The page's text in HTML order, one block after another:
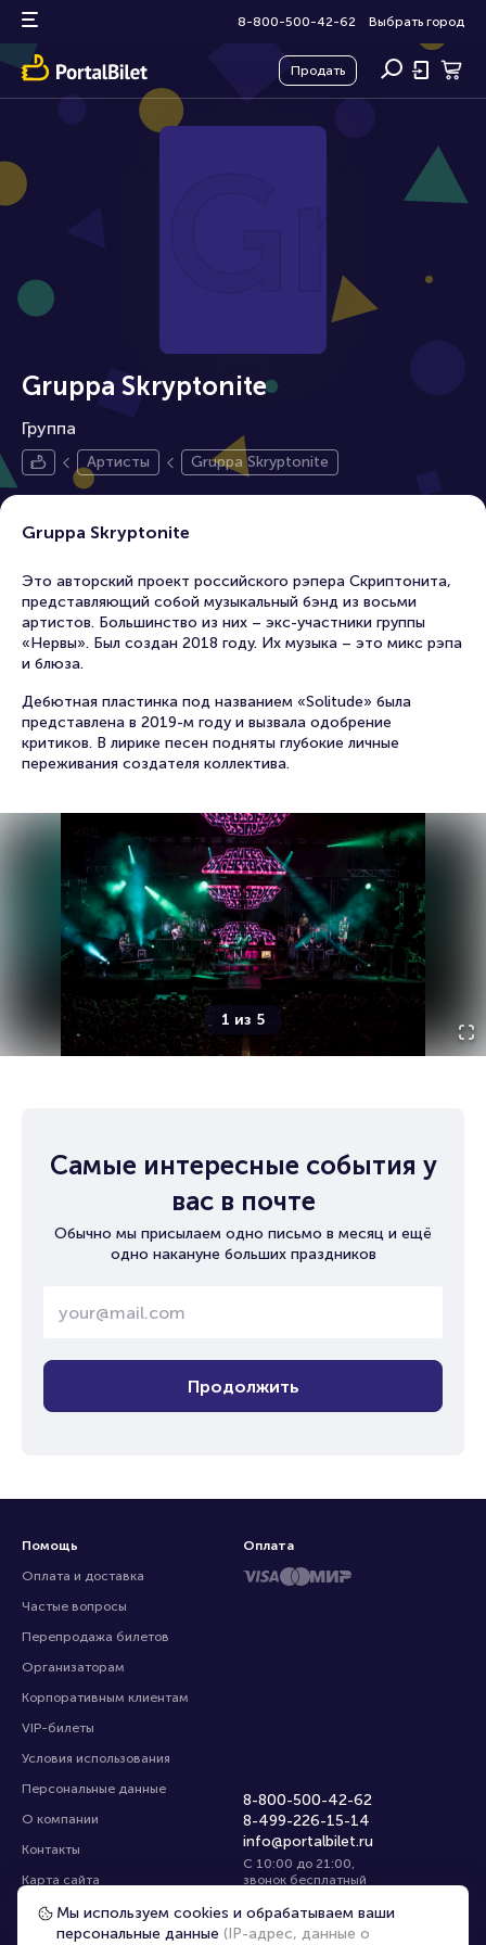
8-800-500-42-62 Выбрать город
Продать
Gruppa Skryptonite
Группа
Артисты Gruppa Skryptonite
Gruppa Skryptonite
Это авторский проект российского рэпера Скриптонита,
представляющий собой музыкальный бэнд из восьми
артистов. Большинство из них – экс-участники группы
«Нервы». Был создан 2018 году. Их музыка – это микс рэпа
и блюза.
Дебютная пластинка под названием «Solitude» была
представлена в 2019-м году и вызвала одобрение
критиков. В лирике песен подняты глубокие личные
переживания создателя коллектива.
1 из 5
Самые интересные события у
вас в почте
Обычно мы присылаем одно письмо в месяц и ещё
одно накануне больших праздников
Продолжить
Помощь
Оплата и доставка
Частые вопросы
Перепродажа билетов
Организаторам
Корпоративным клиентам
VIP-билеты
Условия использования
Персональные данные
О компании
Контакты
Карта сайта
Управление cookies
8-800-500-42-62
8-499-226-15-14
info@portalbilet.ru
С 10:00 до 21:00,
звонок бесплатный
Все площадки
Оплата
Мы используем cookies и обрабатываем ваши
персональные данные (IP-адрес, данные о